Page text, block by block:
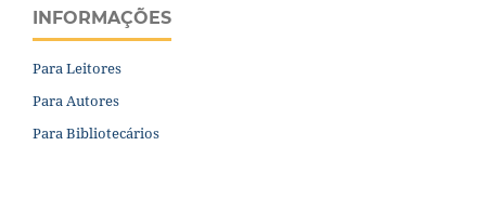
INFORMAÇÕES
Para Leitores
Para Autores
Para Bibliotecários